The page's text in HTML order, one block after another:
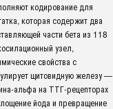
кодирование для
которая содержит два
части бета из 118
узел,
свойства с
щитовидную железу —
альфа на ТТГ-рецепторах
йода и превращение